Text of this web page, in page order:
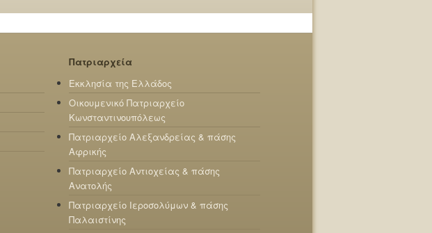
Πατριαρχεία
Εκκλησία της Ελλάδος
Οικουμενικό Πατριαρχείο
Κωνσταντινουπόλεως
Πατριαρχείο Αλεξανδρείας & πάσης
Αφρικής
Πατριαρχείο Αντιοχείας & πάσης
Ανατολής
Πατριαρχείο Ιεροσολύμων & πάσης
Παλαιστίνης